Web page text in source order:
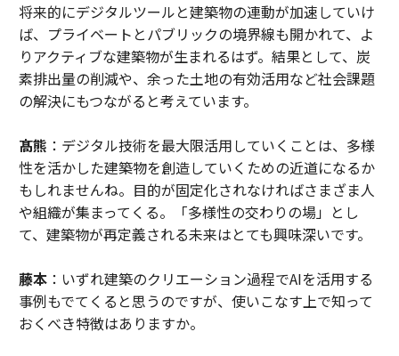
将来的にデジタルツールと建築物の連動が加速していけ
ば、プライベートとパブリックの境界線も開かれて、よ
りアクティブな建築物が生まれるはず。結果として、炭
素排出量の削減や、余った土地の有効活用など社会課題
の解決にもつながると考えています。
髙熊 ：デジタル技術を最大限活用していくことは、多様
性を活かした建築物を創造していくための近道になるか
もしれませんね。目的が固定化されなければさまざま人
や組織が集まってくる。「多様性の交わりの場」とし
て、建築物が再定義される未来はとても興味深いです。
藤本：いずれ建築のクリエーション過程でAIを活用する
事例もでてくると思うのですが、使いこなす上で知って
おくべき特徴はありますか。